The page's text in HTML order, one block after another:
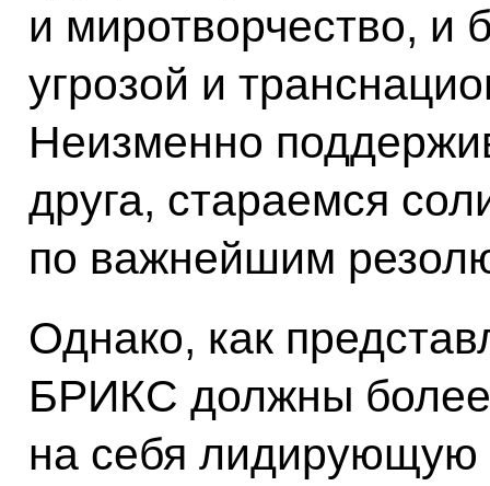
и миротворчество, и
угрозой и
Неизменно
друга, стараемся
по важнейшим
Однако, как
БРИКС должны более
на себя